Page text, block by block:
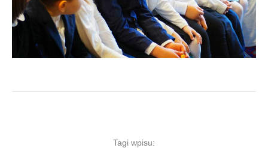
Tagi wpisu: